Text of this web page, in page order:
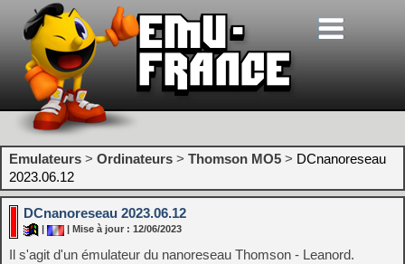
Emulateurs > Ordinateurs > Thomson MO5 > DCnanoreseau
2023.06.12
DCnanoreseau 2023.06.12
| Mise à jour : 12/06/2023
Il s'agit d'un émulateur du nanoreseau Thomson - Leanord.